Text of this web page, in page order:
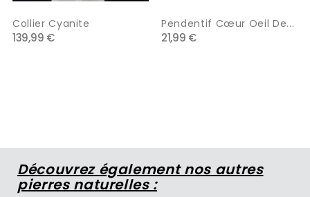
Collier Cyanite
139,99 €
Pendentif Cœur Oeil De...
21,99 €
Découvrez également nos autres
pierres naturelles :